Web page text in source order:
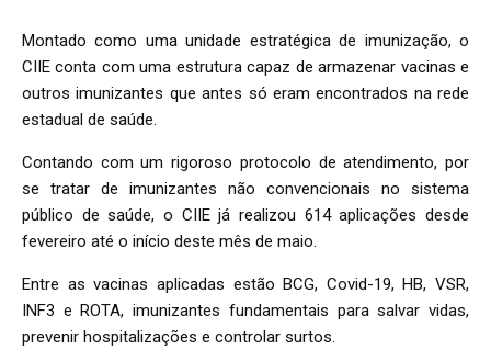
Montado como uma unidade estratégica de imunização, o
CIIE conta com uma estrutura capaz de armazenar vacinas e
outros imunizantes que antes só eram encontrados na rede
estadual de saúde.
Contando com um rigoroso protocolo de atendimento, por
se tratar de imunizantes não convencionais no sistema
público de saúde, o CIIE já realizou 614 aplicações desde
fevereiro até o início deste mês de maio.
Entre as vacinas aplicadas estão BCG, Covid-19, HB, VSR,
INF3 e ROTA, imunizantes fundamentais para salvar vidas,
prevenir hospitalizações e controlar surtos.